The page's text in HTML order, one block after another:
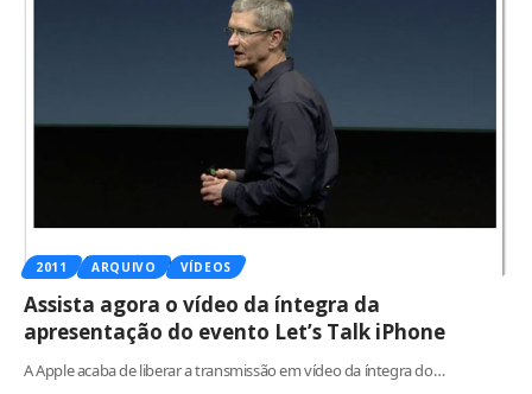
2011 ARQUIVO VÍDEOS
Assista agora o vídeo da íntegra da
apresentação do evento Let’s Talk iPhone
A Apple acaba de liberar a transmissão em vídeo da íntegra do…